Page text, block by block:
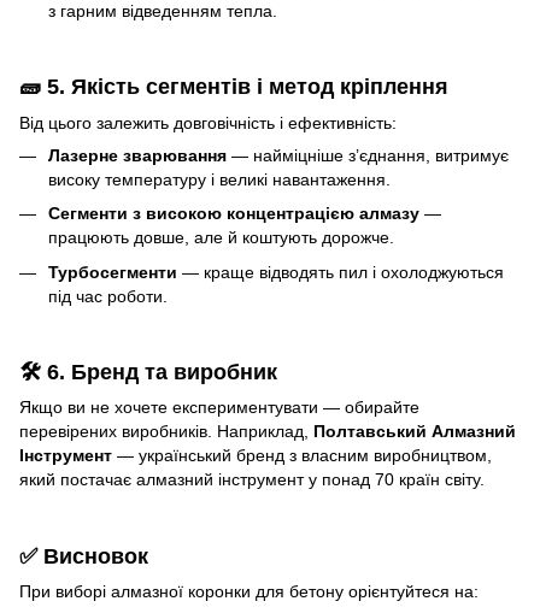
з гарним відведенням тепла.
🧱 5. Якість сегментів і метод кріплення
Від цього залежить довговічність і ефективність:
Лазерне зварювання — найміцніше з’єднання, витримує
високу температуру і великі навантаження.
Сегменти з високою концентрацією алмазу —
працюють довше, але й коштують дорожче.
Турбосегменти — краще відводять пил і охолоджуються
під час роботи.
🛠 6. Бренд та виробник
Якщо ви не хочете експериментувати — обирайте
перевірених виробників. Наприклад, Полтавський Алмазний
Інструмент — український бренд з власним виробництвом,
який постачає алмазний інструмент у понад 70 країн світу.
✅ Висновок
При виборі алмазної коронки для бетону орієнтуйтеся на: